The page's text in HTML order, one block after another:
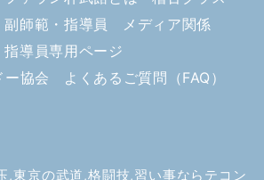
副師範・指導員
メディア関係
指導員専用ページ
ー協会
よくあるご質問（FAQ）
,東京の武道,格闘技,習い事ならテコン